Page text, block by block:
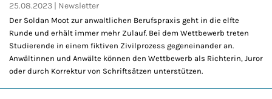
25.08.2023 Newsletter
Der Soldan Moot zur anwaltlichen Berufspraxis geht in die elfte
Runde und erhält immer mehr Zulauf. Bei dem Wettbewerb treten
Studierende in einem fiktiven Zivilprozess gegeneinander an.
Anwältinnen und Anwälte können den Wettbewerb als Richterin, Juror
oder durch Korrektur von Schriftsätzen unterstützen.